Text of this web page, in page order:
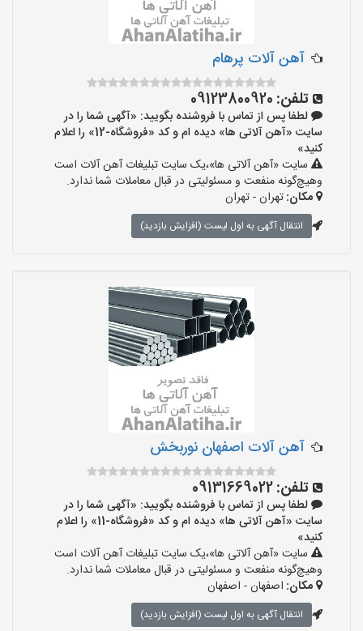
آهن آلات پرهام
تلفن: 09123800920
لطفا پس از تماس با فروشنده بگویید: «آگهی شما را در
سایت «آهن آلاتی ها» دیده ام و کد «فروشگاه-12» را اعلام
کنید»
سایت «آهن آلاتی ها»،یک سایت تبلیغات آهن آلات است
وهیچ‌گونه منفعت و مسئولیتی در قبال معاملات شما ندارد.
مکان:تهران - تهران
انتقال آگهی به اول لیست (افزایش بازدید)
آهن آلات اصفهان نوربخش
تلفن:09131669022
لطفا پس از تماس با فروشنده بگویید: «آگهی شما را در
سایت «آهن آلاتی ها» دیده ام و کد «فروشگاه-11» را اعلام
کنید»
سایت «آهن آلاتی ها»،یک سایت تبلیغات آهن آلات است
وهیچ‌گونه منفعت و مسئولیتی در قبال معاملات شما ندارد.
مکان: اصفهان - اصفهان
انتقال آگهی به اول لیست (افزایش بازدید)